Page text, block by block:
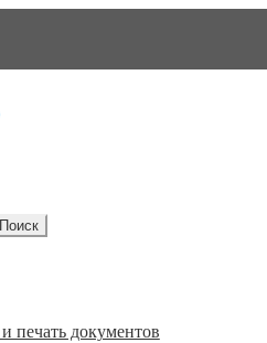
Поиск
печать документов